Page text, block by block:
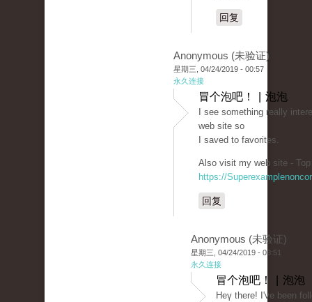
回复
Anonymous (未验证)
星期三, 04/24/2019 - 00:57
永久连接
冒个泡吧！ | 泡泡
I see something really
web site so
I saved to favorites.
Also visit my web site -
https://
回复
Anonymous (未验证)
星期三, 04/24/2019 - 03:51
永久连接
冒个泡吧！ | 泡泡
Ηeү there! I've been